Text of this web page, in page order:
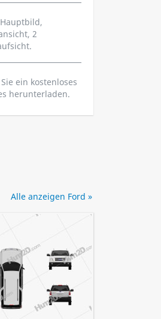
2
ein kostenloses
herunterladen.
Alle anzeigen Ford »